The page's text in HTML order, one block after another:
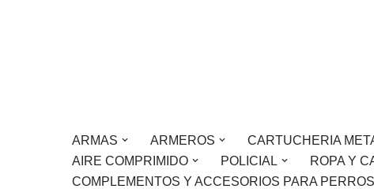
ARMAS ARMEROS CARTUCHERIA
AIRE COMPRIMIDO
POLICIAL ROPA Y
COMPLEMENTOS Y ACCESORIOS PARA PERROS